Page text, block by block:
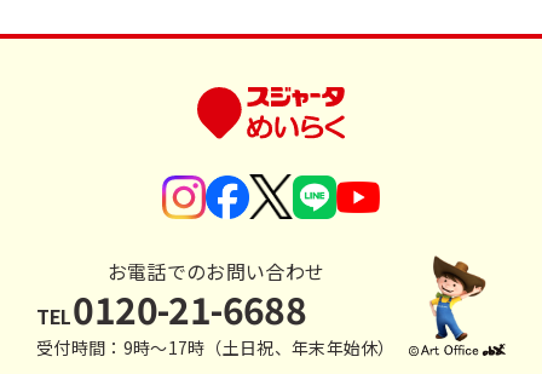
お電話でのお問い合わせ
TEL0120-21-6688
受付時間：9時〜17時（土日祝、年末年始休）